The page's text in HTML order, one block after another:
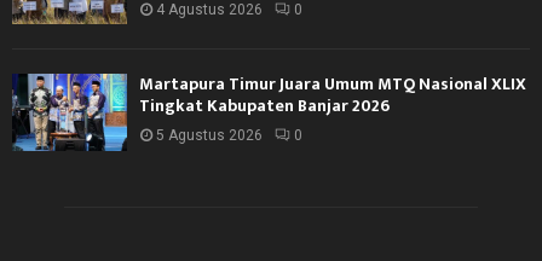
4 Agustus 2026 0
Martapura Timur Juara Umum MTQ Nasional XLIX
Tingkat Kabupaten Banjar 2026
5 Agustus 2026 0